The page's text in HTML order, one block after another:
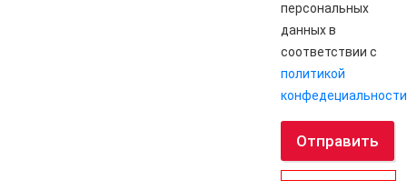
персональных
данных в
соответствии с
политикой
конфедециальности
Отправить